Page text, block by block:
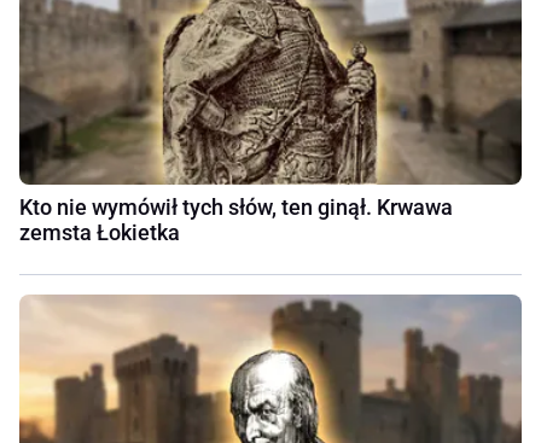
Kto nie wymówił tych słów, ten ginął. Krwawa
zemsta Łokietka